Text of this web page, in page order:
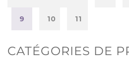
9 10 11
CATÉGORIES DE